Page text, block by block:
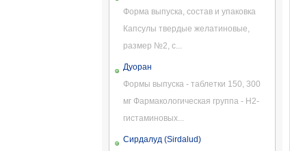
Форма выпуска, состав и упаковка
Капсулы твердые желатиновые,
размер №2, с...
Дуоран
Формы выпуска - таблетки 150, 300
мг Фармакологическая группа - H2-
гистаминовых...
Сирдалуд (Sirdalud)